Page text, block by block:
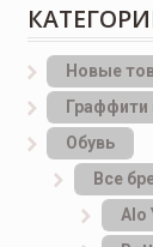
Новые
Граффити
Обувь
Все
Alo